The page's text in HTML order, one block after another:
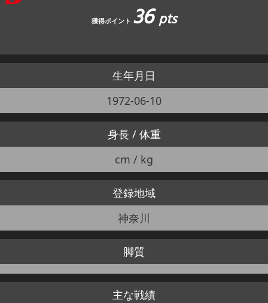
獲得ポイント 36pts
生年月日
1972-06-10
身長 / 体重
cm / kg
登録地域
神奈川
脚質
主な戦績